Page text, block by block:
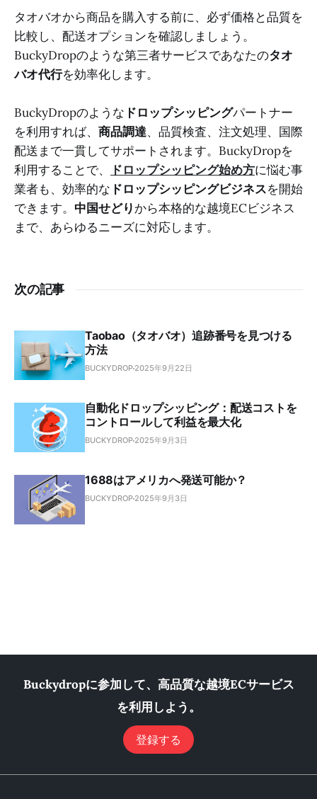
タオバオから商品を購入する前に、必ず価格と品質を
比較し、配送オプションを確認しましょう。
BuckyDropのような第三者サービスであなたのタオ
バオ代行を効率化します。
BuckyDropのような ドロップシッピングパートナー
を利用すれば、 商品調達、品質検査、注文処理、国際
配送まで一貫してサポートされます。BuckyDropを
利用することで、
ドロップシッピング始め方に悩む事
業者も、効率的な ドロップシッピングビジネスを開始
できます。 中国せどりから本格的な越境ECビジネス
まで、あらゆるニーズに対応します。
次の記事
Taobao（タオバオ）追跡番号を見つける
方法
BUCKYDROP 2025年9月22日
自動化ドロップシッピング：配送コストを
コントロールして利益を最大化
BUCKYDROP 2025年9月3日
1688はアメリカへ発送可能か？
BUCKYDROP 2025年9月3日
Buckydropに参加して、高品質な越境ECサービス
を利用しよう。
登録する